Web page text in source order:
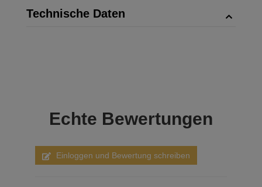
Technische Daten
Echte Bewertungen
Einloggen und Bewertung schreiben